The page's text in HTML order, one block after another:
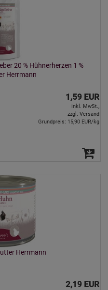
20 % Hühnerherzen 1 %
Herrmann
1,59 EUR
inkl. MwSt.,
zzgl. Versand
Grundpreis: 15,90 EUR/kg
Herrmann
2,19 EUR